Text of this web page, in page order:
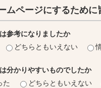
ムページにするため
参考になりましたか
どちらともいえない
分かりやすいものでしたか
た
どちらともいえない